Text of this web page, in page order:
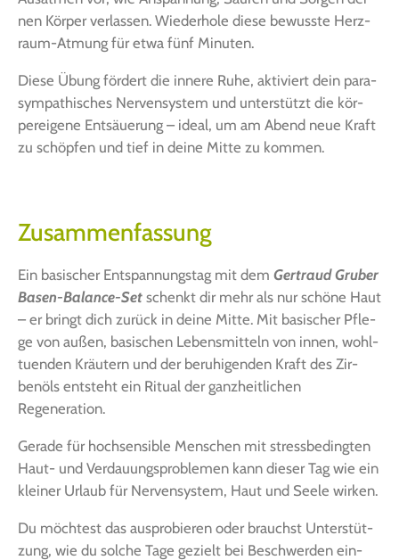
nen Kör­per ver­las­sen. Wie­der­ho­le die­se bewuss­te Herz­
raum-Atmung für etwa fünf Minuten.
Die­se Übung för­dert die inne­re Ruhe, akti­viert dein para­
sym­pa­thi­sches Ner­ven­sys­tem und unter­stützt die kör­
per­ei­ge­ne Ent­säue­rung – ide­al, um am Abend neue Kraft
zu schöp­fen und tief in dei­ne Mit­te zu kommen.
Zusammenfassung
Ein basi­scher Ent­span­nungs­tag mit dem Ger­traud Gru­ber
Basen-Balan­ce-Set schenkt dir mehr als nur schö­ne Haut
– er bringt dich zurück in dei­ne Mit­te. Mit basi­scher Pfle­
ge von außen, basi­schen Lebens­mit­teln von innen, wohl­
tu­en­den Kräu­tern und der beru­hi­gen­den Kraft des Zir­
ben­öls ent­steht ein Ritu­al der ganz­heit­li­chen
Regeneration.
Gera­de für hoch­sen­si­ble Men­schen mit stress­be­ding­ten
Haut- und Ver­dau­ungs­pro­ble­men kann die­ser Tag wie ein
klei­ner Urlaub für Ner­ven­sys­tem, Haut und See­le wirken.
Du möch­test das aus­pro­bie­ren oder brauchst Unter­stüt­
zung, wie du sol­che Tage gezielt bei Beschwer­den ein­